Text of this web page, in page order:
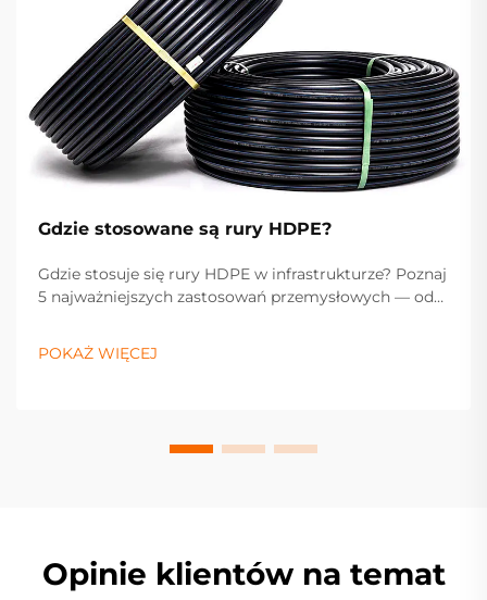
Gdzie stosowane są rury HDPE?
Gdzie stosuje się rury HDPE w infrastrukturze? Poznaj
5 najważniejszych zastosowań przemysłowych — od
drenaż i rolnictwo. Zoptymalizuj teraz specyfikację
swojego projektu.
POKAŻ WIĘCEJ
Opinie klientów na temat